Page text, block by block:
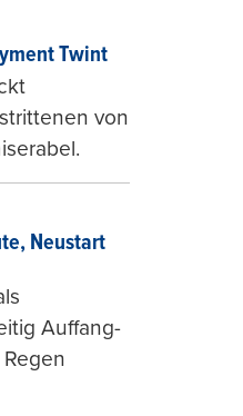
Twint
von
Neustart
Auffang-